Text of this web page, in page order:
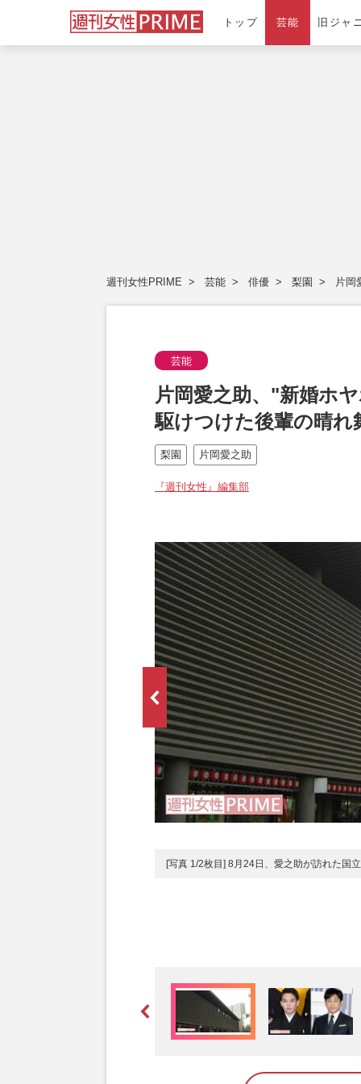
トップ 芸能 旧ジャ
週刊女性PRIME 芸能 俳優 梨園 片岡
芸能
片岡愛之助、"新婚ホ
駆けつけた後輩の晴れ
梨園 片岡愛之助
『週刊女性』編集部
[写真 1/2枚目] 8月24日、愛之助が訪れた国